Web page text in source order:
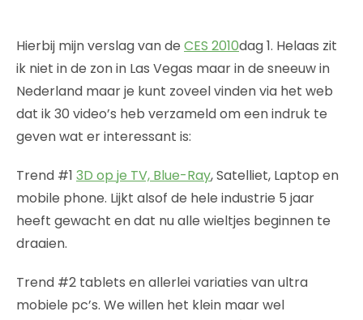
Hierbij mijn verslag van de CES 2010dag 1. Helaas zit
ik niet in de zon in Las Vegas maar in de sneeuw in
Nederland maar je kunt zoveel vinden via het web
dat ik 30 video’s heb verzameld om een indruk te
geven wat er interessant is:
Trend #1 3D op je TV, Blue-Ray, Satelliet, Laptop en
mobile phone. Lijkt alsof de hele industrie 5 jaar
heeft gewacht en dat nu alle wieltjes beginnen te
draaien.
Trend #2 tablets en allerlei variaties van ultra
mobiele pc’s. We willen het klein maar wel